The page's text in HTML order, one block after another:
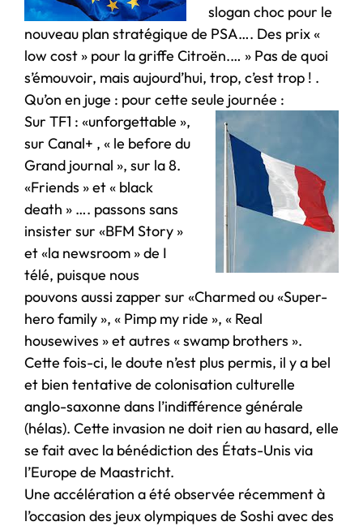
slogan choc pour le
nouveau plan stratégique de PSA…. Des prix «
low cost » pour la griffe Citroën.… » Pas de quoi
s’émouvoir, mais aujourd’hui, trop, c’est trop ! .
Qu’on en juge : pour cette seule journée :
Sur TF1 : «unforgettable »,
sur Canal+ , « le before du
Grand journal », sur la 8.
«Friends » et « black
death » …. passons sans
insister sur «BFM Story »
et «la newsroom » de I
télé, puisque nous
pouvons aussi zapper sur «Charmed ou «Super-
hero family », « Pimp my ride », « Real
housewives » et autres « swamp brothers ».
Cette fois-ci, le doute n’est plus permis, il y a bel
et bien tentative de colonisation culturelle
anglo-saxonne dans l’indifférence générale
(hélas). Cette invasion ne doit rien au hasard, elle
se fait avec la bénédiction des États-Unis via
l’Europe de Maastricht.
Une accélération a été observée récemment à
l’occasion des jeux olympiques de Soshi avec des